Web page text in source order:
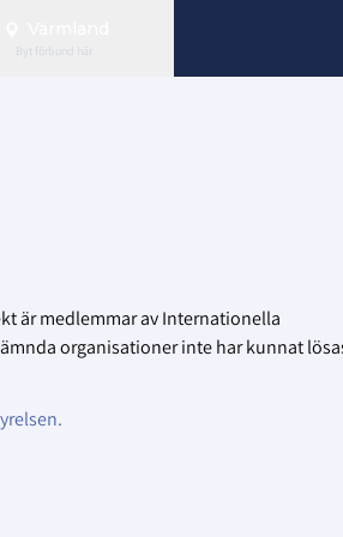
Byt förbund här
är medlemmar av Internationella
organisationer inte har kunnat